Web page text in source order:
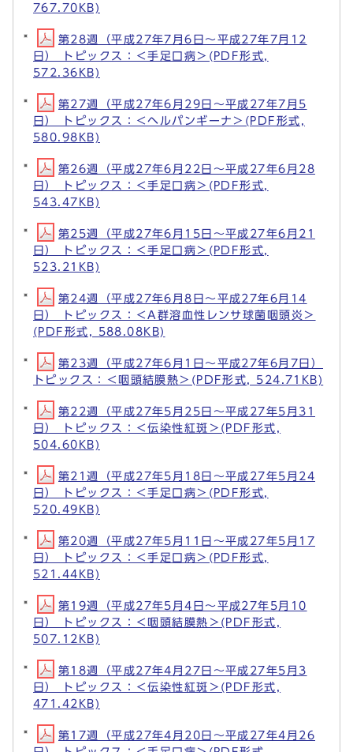
767.70KB)
第28週（平成27年7月6日～平成27年7月12
日） トピックス：＜手足口病＞(PDF形式,
572.36KB)
第27週（平成27年6月29日～平成27年7月5
日） トピックス：＜ヘルパンギーナ＞(PDF形式,
580.98KB)
第26週（平成27年6月22日～平成27年6月28
日） トピックス：＜手足口病＞(PDF形式,
543.47KB)
第25週（平成27年6月15日～平成27年6月21
日） トピックス：＜手足口病＞(PDF形式,
523.21KB)
第24週（平成27年6月8日～平成27年6月14
日） トピックス：＜A群溶血性レンサ球菌咽頭炎＞
(PDF形式, 588.08KB)
第23週（平成27年6月1日～平成27年6月7日）
トピックス：＜咽頭結膜熱＞(PDF形式, 524.71KB)
第22週（平成27年5月25日～平成27年5月31
日） トピックス：＜伝染性紅斑＞(PDF形式,
504.60KB)
第21週（平成27年5月18日～平成27年5月24
日） トピックス：＜手足口病＞(PDF形式,
520.49KB)
第20週（平成27年5月11日～平成27年5月17
日） トピックス：＜手足口病＞(PDF形式,
521.44KB)
第19週（平成27年5月4日～平成27年5月10
日） トピックス：＜咽頭結膜熱＞(PDF形式,
507.12KB)
第18週（平成27年4月27日～平成27年5月3
日） トピックス：＜伝染性紅斑＞(PDF形式,
471.42KB)
第17週（平成27年4月20日～平成27年4月26